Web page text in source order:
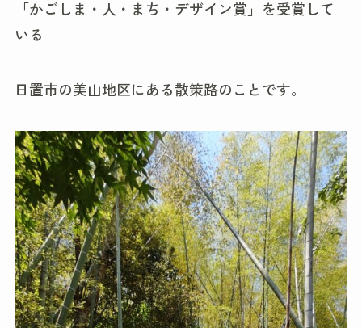
「かごしま・人・まち・デザイン賞」を受賞して
いる
日置市の美山地区にある散策路のことです。